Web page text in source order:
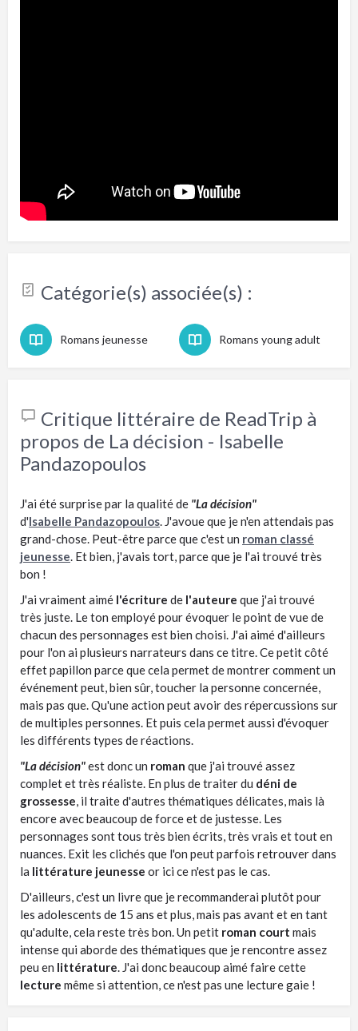
Catégorie(s) associée(s) :
Romans jeunesse Romans young adult
Critique littéraire de ReadTrip à
propos de La décision - Isabelle
Pandazopoulos
J'ai été surprise par la qualité de "La décision"
d'Isabelle Pandazopoulos . J'avoue que je n'en attendais pas
grand-chose. Peut-être parce que c'est un roman classé
jeunesse . Et bien, j'avais tort, parce que je l'ai trouvé très
bon !
J'ai vraiment aimé l'écriture de l'auteure que j'ai trouvé
très juste. Le ton employé pour évoquer le point de vue de
chacun des personnages est bien choisi. J'ai aimé d'ailleurs
pour l'on ai plusieurs narrateurs dans ce titre. Ce petit côté
effet papillon parce que cela permet de montrer comment un
événement peut, bien sûr, toucher la personne concernée,
mais pas que. Qu'une action peut avoir des répercussions sur
de multiples personnes. Et puis cela permet aussi d'évoquer
les différents types de réactions.
"La décision"est donc un roman que j'ai trouvé assez
complet et très réaliste. En plus de traiter du déni de
grossesse , il traite d'autres thématiques délicates, mais là
encore avec beaucoup de force et de justesse. Les
personnages sont tous très bien écrits, très vrais et tout en
nuances. Exit les clichés que l'on peut parfois retrouver dans
la littérature jeunesse or ici ce n'est pas le cas.
D'ailleurs, c'est un livre que je recommanderai plutôt pour
les adolescents de 15 ans et plus, mais pas avant et en tant
qu'adulte, cela reste très bon. Un petit roman court mais
intense qui aborde des thématiques que je rencontre assez
peu en littérature . J'ai donc beaucoup aimé faire cette
lecture même si attention, ce n'est pas une lecture gaie !